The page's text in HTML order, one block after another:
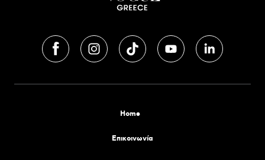
Home
Επικοινωνία